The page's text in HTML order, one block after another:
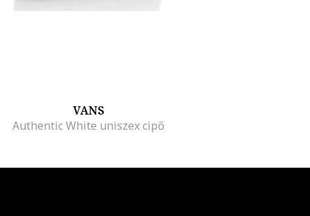
VANS
Authentic White uniszex cipő